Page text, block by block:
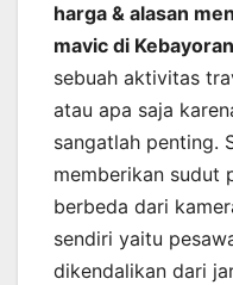
harga & alasan
mavic di
sebuah aktivitas
atau apa saja
sangatlah penting.
memberikan sudut
berbeda dari
sendiri yaitu
dikendalikan dari